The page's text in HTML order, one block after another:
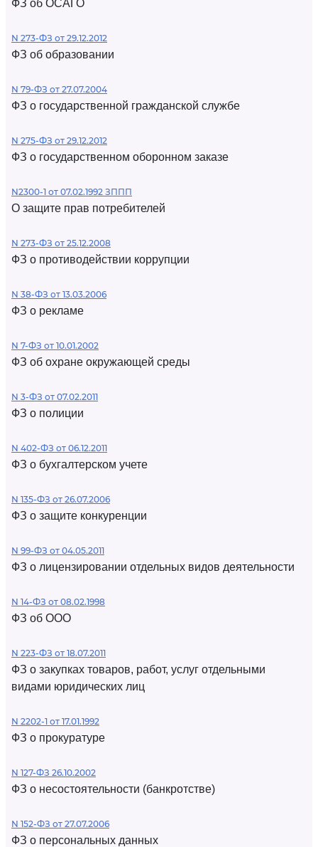
ФЗ об ОСАГО
N 273-ФЗ от 29.12.2012
ФЗ об образовании
N 79-ФЗ от 27.07.2004
ФЗ о государственной гражданской службе
N 275-ФЗ от 29.12.2012
ФЗ о государственном оборонном заказе
N2300-1 от 07.02.1992 ЗППП
О защите прав потребителей
N 273-ФЗ от 25.12.2008
ФЗ о противодействии коррупции
N 38-ФЗ от 13.03.2006
ФЗ о рекламе
N 7-ФЗ от 10.01.2002
ФЗ об охране окружающей среды
N 3-ФЗ от 07.02.2011
ФЗ о полиции
N 402-ФЗ от 06.12.2011
ФЗ о бухгалтерском учете
N 135-ФЗ от 26.07.2006
ФЗ о защите конкуренции
N 99-ФЗ от 04.05.2011
ФЗ о лицензировании отдельных видов деятельности
N 14-ФЗ от 08.02.1998
ФЗ об ООО
N 223-ФЗ от 18.07.2011
ФЗ о закупках товаров, работ, услуг отдельными
видами юридических лиц
N 2202-1 от 17.01.1992
ФЗ о прокуратуре
N 127-ФЗ 26.10.2002
ФЗ о несостоятельности (банкротстве)
N 152-ФЗ от 27.07.2006
ФЗ о персональных данных